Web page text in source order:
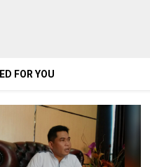
FOR YOU